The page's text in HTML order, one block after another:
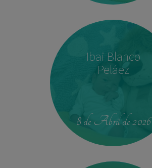
Ibai Blanco
Peláez
8 de Abril de 2026